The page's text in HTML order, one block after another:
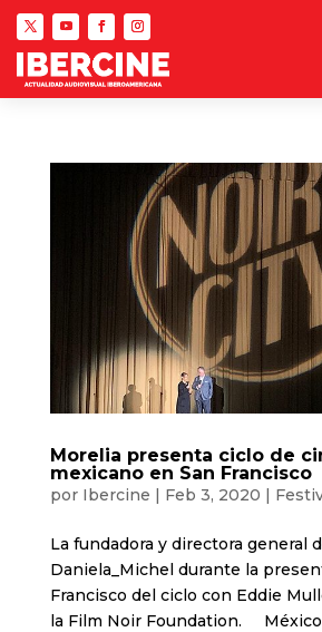
Morelia presenta ciclo de
mexicano en San Francisco
por Ibercine | Feb 3, 2020 |
La fundadora y directora general
Daniela_Michel durante la
Francisco del ciclo con Eddie
la Film Noir Foundation.